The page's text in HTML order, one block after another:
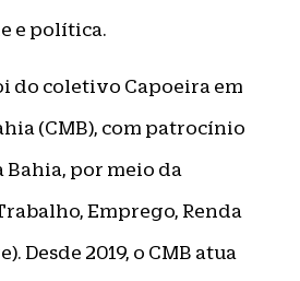
e política.
do coletivo Capoeira em
(CMB), com patrocínio
Bahia, por meio da
Emprego, Renda
Desde 2019, o CMB atua